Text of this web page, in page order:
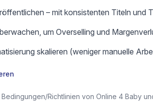
– mit konsistenten Titeln und
um Overselling und
skalieren (weniger manuelle
Richtlinien von Online 4 Baby